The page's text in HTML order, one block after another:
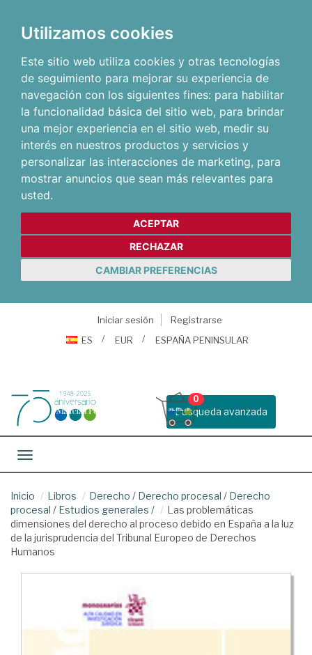
Utilizamos cookies
Este sitio web utiliza cookies y otras tecnologías
de seguimiento para mejorar su experiencia de
navegación con los siguientes fines: para habilitar
la funcionalidad básica del sitio web, para brindar
una mejor experiencia en el sitio web, medir su
interés en nuestros productos y servicios y
personalizar las interacciones de marketing, para
mostrar anuncios que sean más relevantes para
usted.
ACEPTAR
RECHAZAR
CAMBIAR PREFERENCIAS
Iniciar sesión
Registrarse
ES
EUR ESPAÑA PENINSULAR
Busqueda avanzada
0
Toggle navigation
Inicio Libros Derecho / Derecho procesal / Derecho
procesal / Estudios generales /
Las problemáticas
dimensiones del derecho al proceso debido en España a la luz
de la jurisprudencia del Tribunal Europeo de Derechos
Humanos